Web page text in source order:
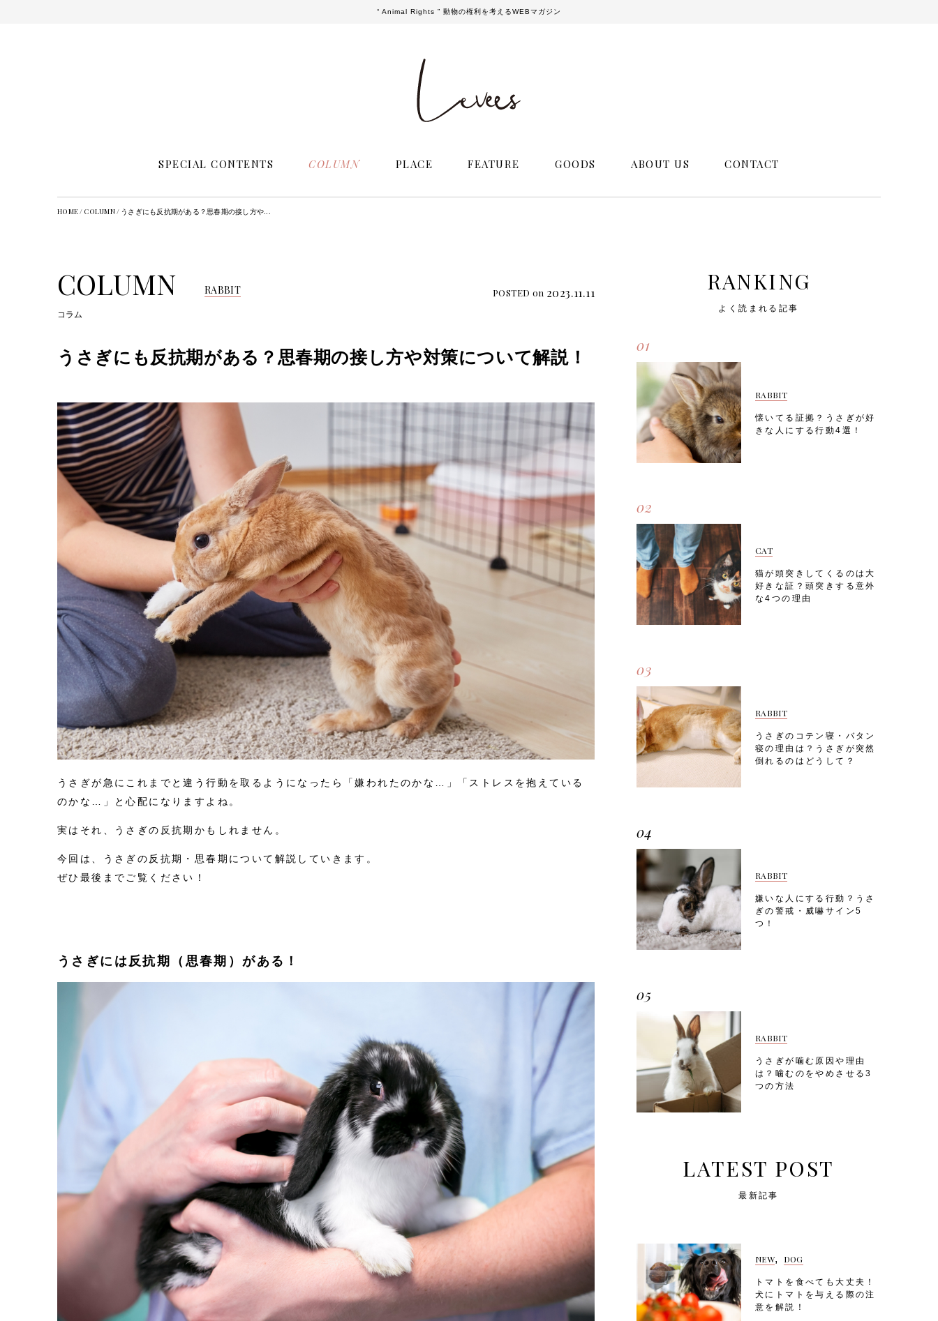
“ Animal Rights ” 動物の権利を考えるWEBマガジン
SPECIAL CONTENTS COLUMN PLACE FEATURE GOODS ABOUT US CONTACT
HOME / COLUMN / うさぎにも反抗期がある？思春期の接し方や...
COLUMN
コラム
RABBIT POSTED on 2023.11.11
うさぎにも反抗期がある？思春期の接し方や対策について解説！
うさぎが急にこれまでと違う行動を取るようになったら「嫌われたのかな…」「ストレスを抱えている
のかな…」と心配になりますよね。
実はそれ、うさぎの反抗期かもしれません。
今回は、うさぎの反抗期・思春期について解説していきます。
ぜひ最後までご覧ください！
うさぎには反抗期（思春期）がある！
RANKING
よく読まれる記事
01
RABBIT
懐いてる証拠？うさぎが好
きな人にする行動4選！
02
CAT
猫が頭突きしてくるのは大
好きな証？頭突きする意外
な4つの理由
03
RABBIT
うさぎのコテン寝・バタン
寝の理由は？うさぎが突然
倒れるのはどうして？
04
RABBIT
嫌いな人にする行動？うさ
ぎの警戒・威嚇サイン5
つ！
05
RABBIT
うさぎが噛む原因や理由
は？噛むのをやめさせる3
つの方法
LATEST POST
最新記事
NEW, DOG
トマトを食べても大丈夫！
犬にトマトを与える際の注
意を解説！